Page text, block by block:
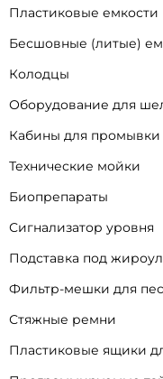
Пластиковые емкости
Бесшовные (литые)
Колодцы
Оборудование для
Кабины для
Технические мойки
Биопрепараты
Сигнализатор уровня
Подставка под
Фильтр-мешки для
Стяжные ремни
Пластиковые ящики